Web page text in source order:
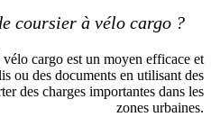
coursier à vélo cargo ?
cargo est un moyen efficace et
ou des documents en utilisant des
des charges importantes dans les
zones urbaines.